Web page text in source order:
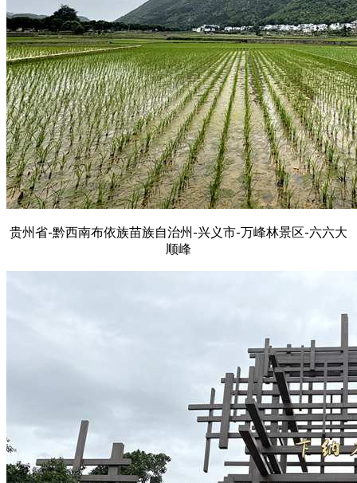
贵州省-黔西南布依族苗族自治州-兴义市-万峰林景区-六六大
顺峰